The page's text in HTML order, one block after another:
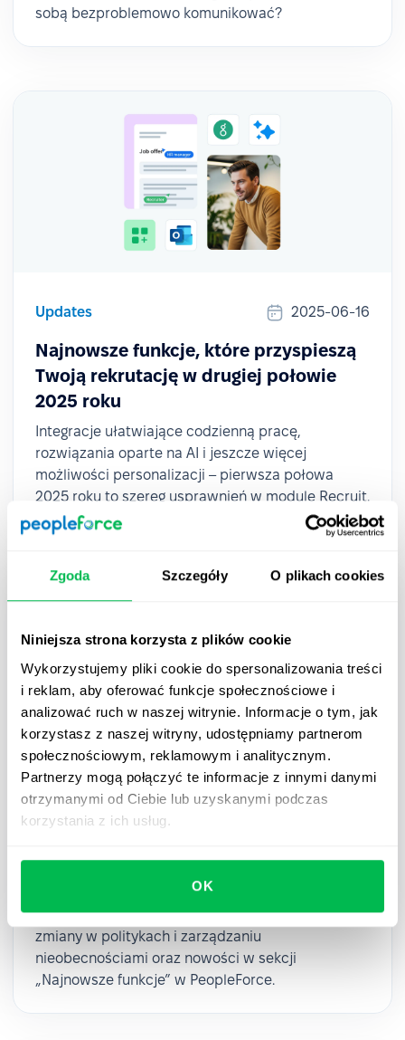
Zgoda Szczegóły O plikach cookies
Niniejsza strona korzysta z plików cookie
Wykorzystujemy pliki cookie do spersonalizowania treści
i reklam, aby oferować funkcje społecznościowe i
analizować ruch w naszej witrynie. Informacje o tym, jak
korzystasz z naszej witryny, udostępniamy partnerom
społecznościowym, reklamowym i analitycznym.
Partnerzy mogą połączyć te informacje z innymi danymi
otrzymanymi od Ciebie lub uzyskanymi podczas
korzystania z ich usług.
OK
sobą bezproblemowo komunikować?
Updates 2025-06-16
Najnowsze funkcje, które przyspieszą
Twoją rekrutację w drugiej połowie
2025 roku
Integracje ułatwiające codzienną pracę,
rozwiązania oparte na AI i jeszcze więcej
możliwości personalizacji – pierwsza połowa
2025 roku to szereg usprawnień w module Recruit.
Updates 2025-06-11
Najnowsze funkcje w politykach
urlopowych i zarządzaniu
nieobecnościami w 2025 roku
Pierwsze pół 2025 za nami! Sprawdź kluczowe
zmiany w politykach i zarządzaniu
nieobecnościami oraz nowości w sekcji
„Najnowsze funkcje” w PeopleForce.